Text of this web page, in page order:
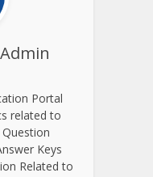
Portal
related to
Keys
Related to